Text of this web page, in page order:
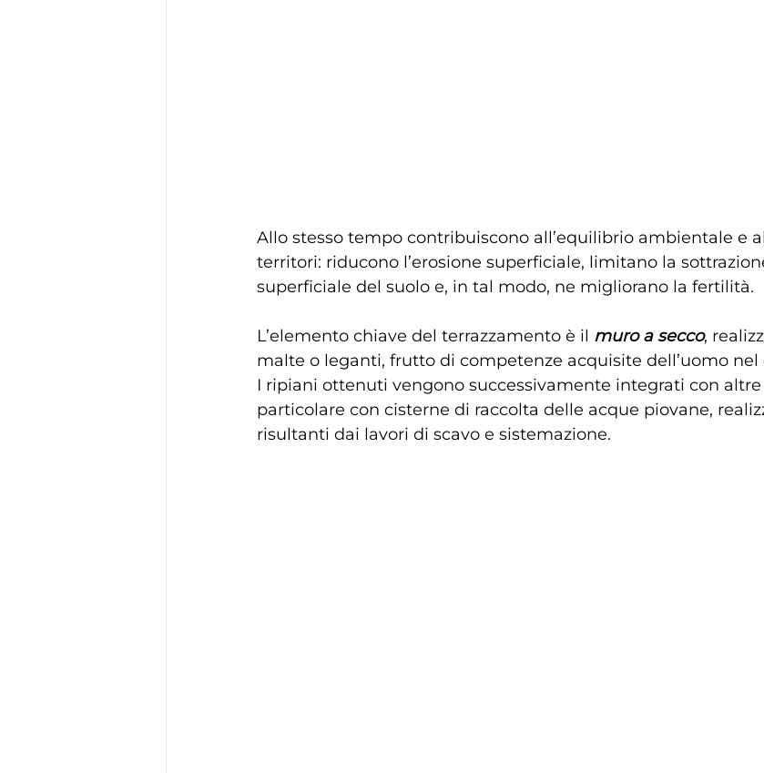
Allo stesso tempo contribuiscono all’equilibrio ambientale e
territori: riducono l’erosione superficiale, limitano la
superficiale del suolo e, in tal modo, ne migliorano la fertilità.
L’elemento chiave del terrazzamento è il muro a secco,
malte o leganti, frutto di competenze acquisite dell’uomo
I ripiani ottenuti vengono successivamente integrati con
particolare con cisterne di raccolta delle acque piovane,
risultanti dai lavori di scavo e sistemazione.